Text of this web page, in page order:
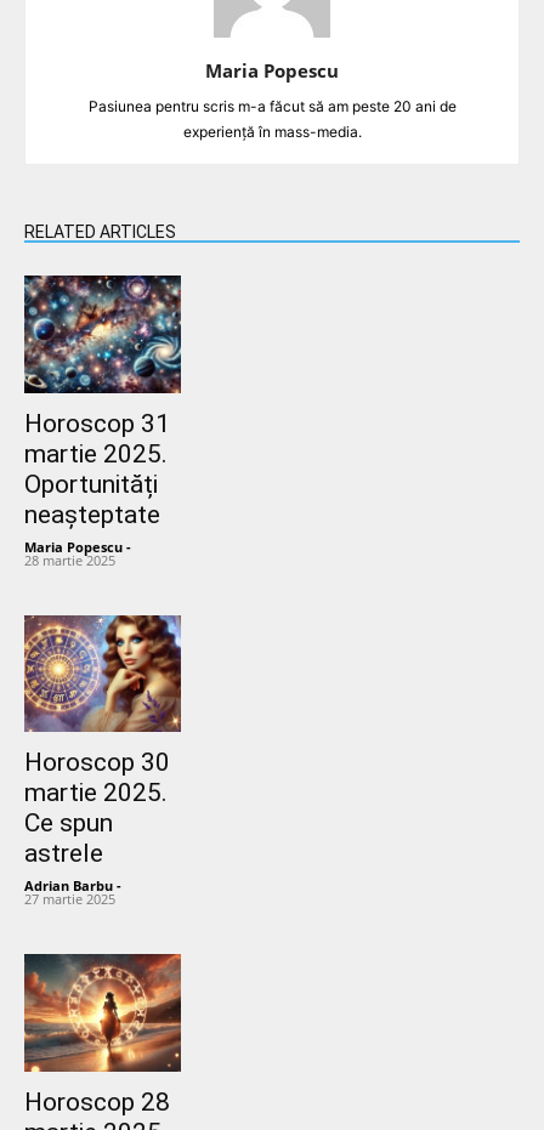
Maria Popescu
Pasiunea pentru scris m-a făcut să am peste 20 ani de
experiență în mass-media.
RELATED ARTICLES
Horoscop 31
martie 2025.
Oportunități
neașteptate
Maria Popescu -
28 martie 2025
Horoscop 30
martie 2025.
Ce spun
astrele
Adrian Barbu -
27 martie 2025
Horoscop 28